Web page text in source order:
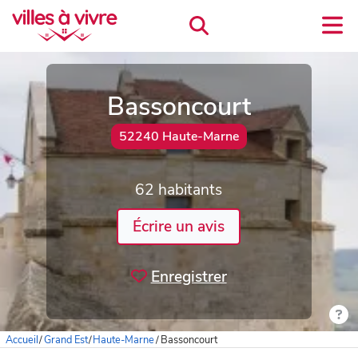
Bassoncourt
52240 Haute-Marne
62 habitants
Écrire un avis
Enregistrer
Accueil/Grand Est/Haute-Marne/Bassoncourt